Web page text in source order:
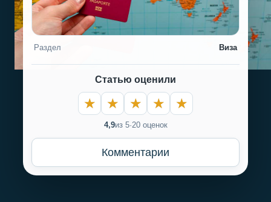
Раздел Виза
Статью оценили
4,9из 5·20 оценок
Комментарии